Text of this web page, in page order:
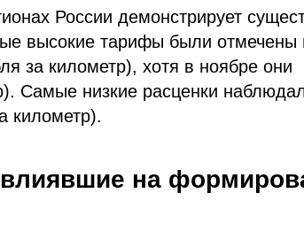
России демонстрирует
высокие тарифы были отмечены
за километр), хотя в ноябре они
Самые низкие расценки
километр).
на